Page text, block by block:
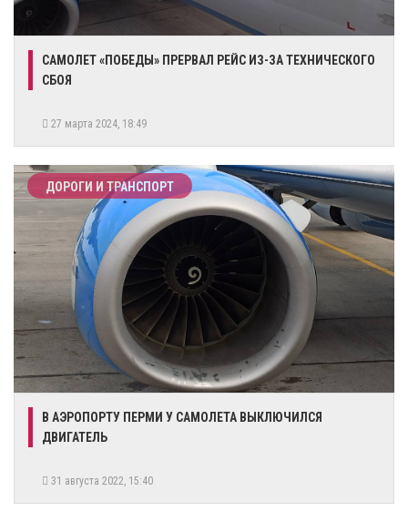
​САМОЛЕТ «ПОБЕДЫ» ПРЕРВАЛ РЕЙС ИЗ-ЗА ТЕХНИЧЕСКОГО
СБОЯ
27 марта 2024, 18:49
ДОРОГИ И ТРАНСПОРТ
В АЭРОПОРТУ ПЕРМИ У САМОЛЕТА ВЫКЛЮЧИЛСЯ
ДВИГАТЕЛЬ
31 августа 2022, 15:40